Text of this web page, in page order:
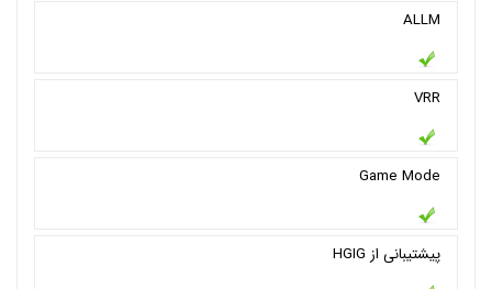
ALLM
VRR
Game Mode
پیشتیبانی از HGIG